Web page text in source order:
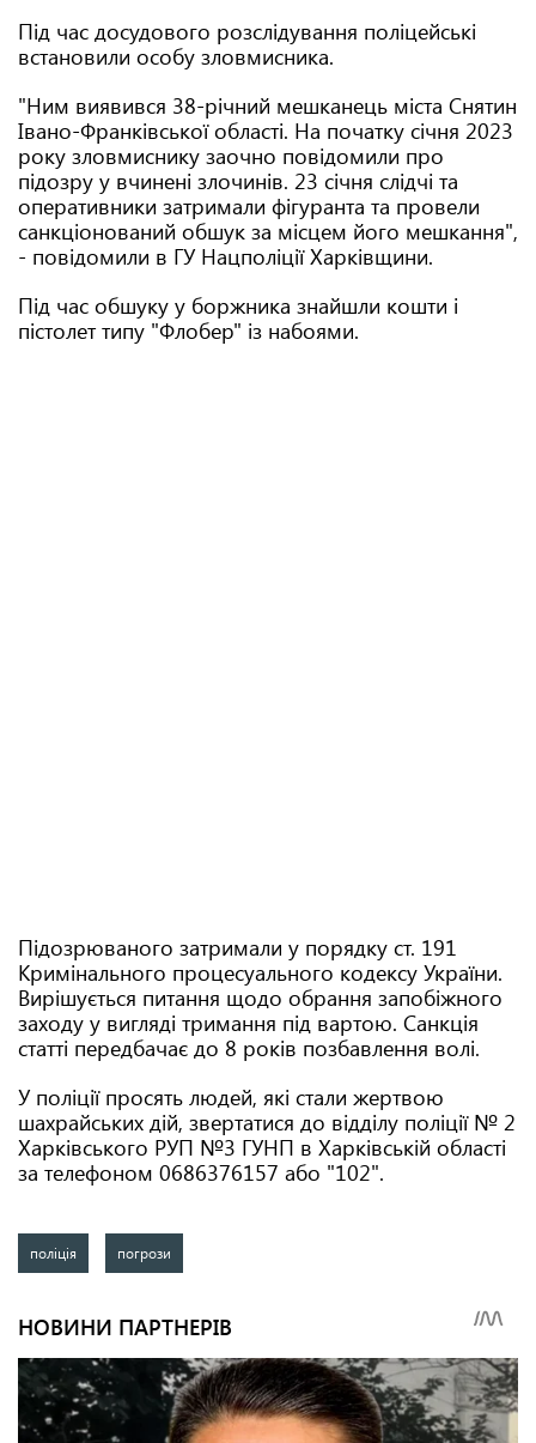
Під час досудового розслідування поліцейські
встановили особу зловмисника.
"Ним виявився 38-річний мешканець міста Снятин
Івано-Франківської області. На початку січня 2023
року зловмиснику заочно повідомили про
підозру у вчинені злочинів. 23 січня слідчі та
оперативники затримали фігуранта та провели
санкціонований обшук за місцем його мешкання",
- повідомили в ГУ Нацполіції Харківщини.
Під час обшуку у боржника знайшли кошти і
пістолет типу "Флобер" із набоями.
Підозрюваного затримали у порядку ст. 191
Кримінального процесуального кодексу України.
Вирішується питання щодо обрання запобіжного
заходу у вигляді тримання під вартою. Санкція
статті передбачає до 8 років позбавлення волі.
У поліції просять людей, які стали жертвою
шахрайських дій, звертатися до відділу поліції № 2
Харківського РУП №3 ГУНП в Харківській області
за телефоном 0686376157 або "102".
поліція погрози